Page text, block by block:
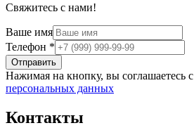
Свяжитесь с нами!
Ваше имя
Телефон *
Отправить
Нажимая на кнопку, вы соглашаетесь с
персональных данных
Контакты